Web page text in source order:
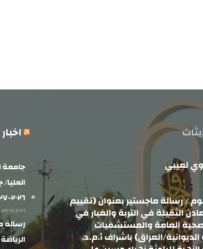
لعيبي
/ رسالة ماجستير بعنوان (تقييم
الثقيلة في التربة والغبار في
العامة والمستشفيات
العراق) باشراف أ.م.د.
جامعة
٢٠٢٦-٢٠٢٧
٣١/٠٧/٢٠٢٦
رسالة